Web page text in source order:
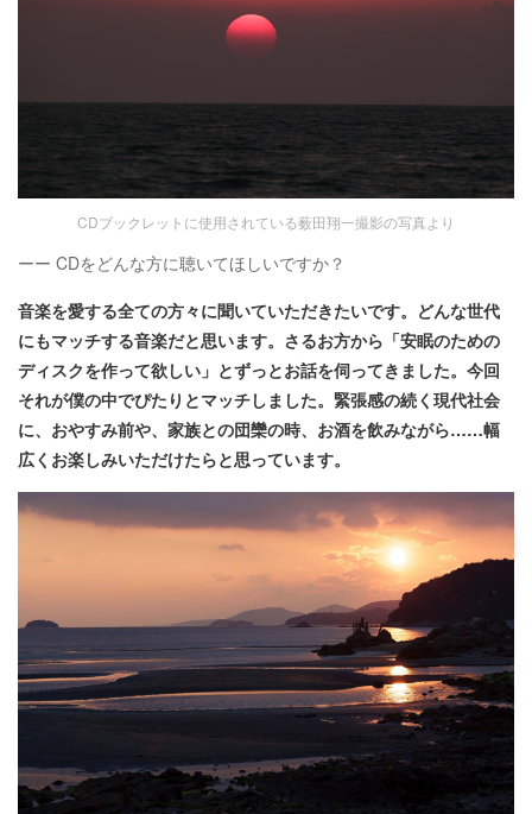
CDブックレットに使用されている薮田翔一撮影の写真より
ーー CDをどんな方に聴いてほしいですか？
音楽を愛する全ての方々に聞いていただきたいです。どんな世代
にもマッチする音楽だと思います。さるお方から「安眠のための
ディスクを作って欲しい」とずっとお話を伺ってきました。今回
それが僕の中でぴたりとマッチしました。緊張感の続く現代社会
に、おやすみ前や、家族との団欒の時、お酒を飲みながら……幅
広くお楽しみいただけたらと思っています。